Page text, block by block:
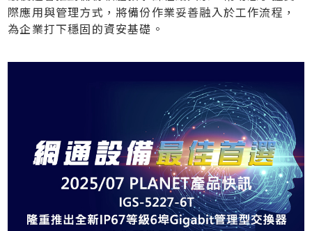
際應用與管理方式，將備份作業妥善融入於工作流程，
為企業打下穩固的資安基礎。